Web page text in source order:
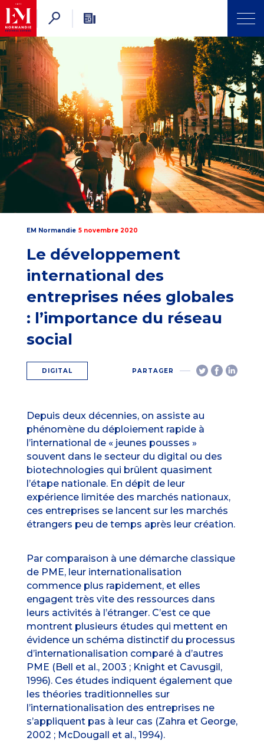
EM Normandie 5 novembre 2020
Le développement
international des
entreprises nées globales
: l’importance du réseau
social
DIGITAL PARTAGER
Depuis deux décennies, on assiste au
phénomène du déploiement rapide à
l’international de « jeunes pousses »
souvent dans le secteur du digital ou des
biotechnologies qui brûlent quasiment
l’étape nationale. En dépit de leur
expérience limitée des marchés nationaux,
ces entreprises se lancent sur les marchés
étrangers peu de temps après leur création.
Par comparaison à une démarche classique
de PME, leur internationalisation
commence plus rapidement, et elles
engagent très vite des ressources dans
leurs activités à l’étranger. C’est ce que
montrent plusieurs études qui mettent en
évidence un schéma distinctif du processus
d’internationalisation comparé à d’autres
PME (Bell et al., 2003 ; Knight et Cavusgil,
1996). Ces études indiquent également que
les théories traditionnelles sur
l’internationalisation des entreprises ne
s’appliquent pas à leur cas (Zahra et George,
2002 ; McDougall et al., 1994).